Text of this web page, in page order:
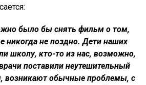
было бы снять фильм о том,
никогда не поздно. Дети наших
школу, кто-то из нас, возможно,
поставили неутешительный
возникают обычные проблемы, с